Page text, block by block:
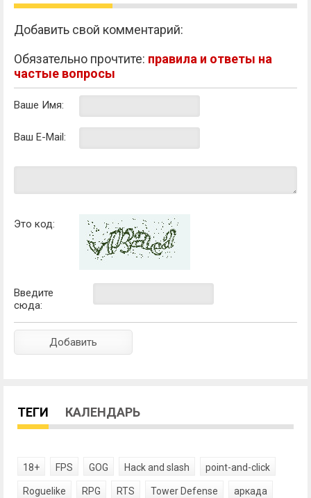
Добавить свой комментарий:
Обязательно прочтите: правила и ответы на
частые вопросы
Ваше Имя:
Ваш E-Mail:
Это код:
Введите
сюда:
ТЕГИ КАЛЕНДАРЬ
18+ FPS GOG Hack and slash point-and-click
Roguelike RPG RTS Tower Defense аркада